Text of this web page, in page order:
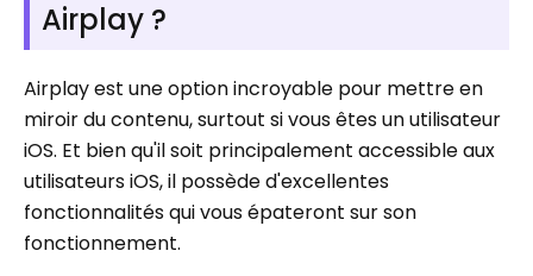
Airplay ?
Airplay est une option incroyable pour mettre en
miroir du contenu, surtout si vous êtes un utilisateur
iOS. Et bien qu'il soit principalement accessible aux
utilisateurs iOS, il possède d'excellentes
fonctionnalités qui vous épateront sur son
fonctionnement.